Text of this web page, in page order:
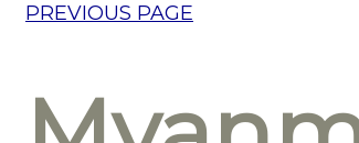
PREVIOUS PAGE